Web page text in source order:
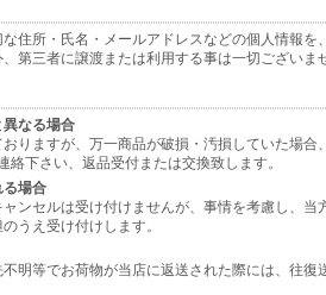
住所・氏名・メールアドレスなどの個人情報
第三者に譲渡または利用する事は一切ございま
なる場合
りますが、万一商品が破損・汚損していた場合
絡下さい、返品受付または交換致します。
場合
ンセルは受け付けませんが、事情を考慮し、
うえ受け付けします。
明等でお荷物が当店に返送された際には、往復